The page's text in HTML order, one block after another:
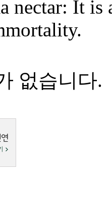
nectar: It is
없습니다.